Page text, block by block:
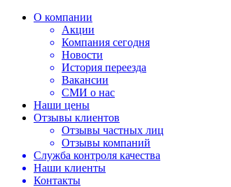
О компании
Акции
Компания сегодня
Новости
История переезда
Вакансии
СМИ о нас
Наши цены
Отзывы клиентов
Отзывы частных лиц
Отзывы компаний
Служба контроля качества
Наши клиенты
Контакты